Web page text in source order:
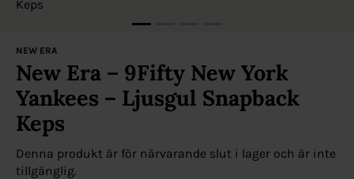
NEW ERA
New Era – 9Fifty New York
Yankees – Ljusgul Snapback
Keps
Denna produkt är för närvarande slut i lager och är inte
tillgänglig.